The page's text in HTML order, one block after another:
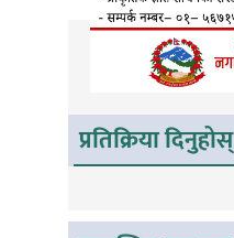
प्रतिक्रिया दिनुहोस्